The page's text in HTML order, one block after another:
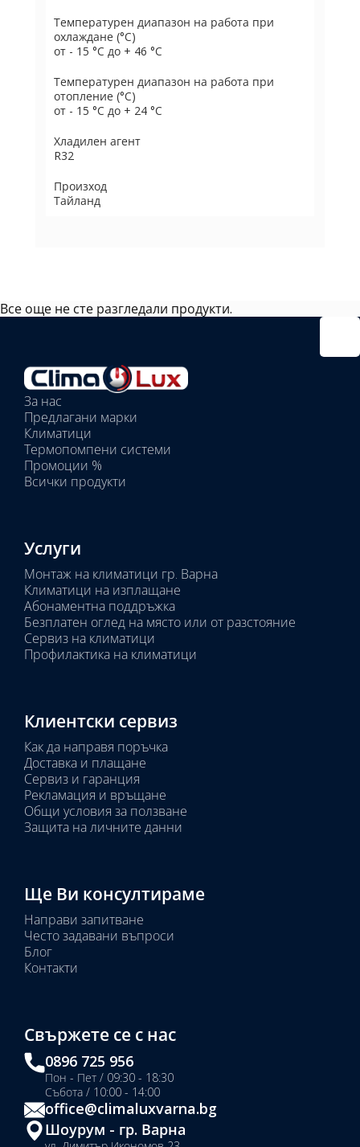
Температурен диапазон на работа при
охлаждане (°C)
от - 15 °C до + 46 °C
Температурен диапазон на работа при
отопление (°C)
от - 15 °C до + 24 °C
Хладилен агент
R32
Произход
Тайланд
Все още не сте разгледали продукти.
Избрани
вътрешни
тела:
Избрано
тяло:
За нас
Предлагани марки
Климатици
Термопомпени системи
Промоции %
Всички продукти
Услуги
Монтаж на климатици гр. Варна
Климатици на изплащане
Абонаментна поддръжка
Безплатен оглед на място или от разстояние
Сервиз на климатици
Профилактика на климатици
Клиентски сервиз
Как да направя поръчка
Доставка и плащане
Сервиз и гаранция
Рекламация и връщане
Общи условия за ползване
Защита на личните данни
Ще Ви консултираме
Направи запитване
Често задавани въпроси
Блог
Контакти
Свържете се с нас
0896 725 956
Пон - Пет / 09:30 - 18:30
Събота / 10:00 - 14:00
office@climaluxvarna.bg
Шоурум - гр. Варна